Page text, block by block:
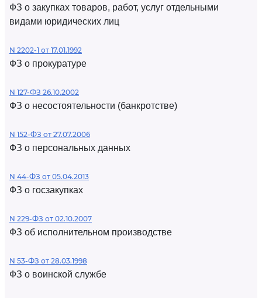
ФЗ о закупках товаров, работ, услуг отдельными
видами юридических лиц
N 2202-1 от 17.01.1992
ФЗ о прокуратуре
N 127-ФЗ 26.10.2002
ФЗ о несостоятельности (банкротстве)
N 152-ФЗ от 27.07.2006
ФЗ о персональных данных
N 44-ФЗ от 05.04.2013
ФЗ о госзакупках
N 229-ФЗ от 02.10.2007
ФЗ об исполнительном производстве
N 53-ФЗ от 28.03.1998
ФЗ о воинской службе